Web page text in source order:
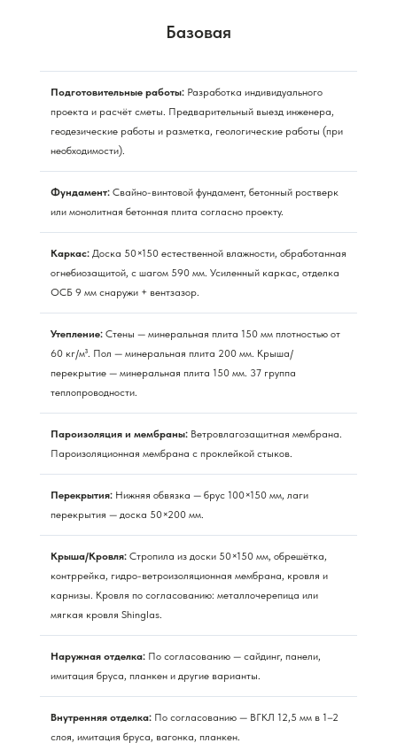
Базовая
Подготовительные работы: Разработка индивидуального
проекта и расчёт сметы. Предварительный выезд инженера,
геодезические работы и разметка, геологические работы (при
необходимости).
Фундамент: Свайно-винтовой фундамент, бетонный ростверк
или монолитная бетонная плита согласно проекту.
Каркас: Доска 50×150 естественной влажности, обработанная
огнебиозащитой, с шагом 590 мм. Усиленный каркас, отделка
ОСБ 9 мм снаружи + вентзазор.
Утепление: Стены — минеральная плита 150 мм плотностью от
60 кг/м³. Пол — минеральная плита 200 мм. Крыша/
перекрытие — минеральная плита 150 мм. 37 группа
теплопроводности.
Пароизоляция и мембраны: Ветровлагозащитная мембрана.
Пароизоляционная мембрана с проклейкой стыков.
Перекрытия: Нижняя обвязка — брус 100×150 мм, лаги
перекрытия — доска 50×200 мм.
Крыша/Кровля: Стропила из доски 50×150 мм, обрешётка,
контррейка, гидро-ветроизоляционная мембрана, кровля и
карнизы. Кровля по согласованию: металлочерепица или
мягкая кровля Shinglas.
Наружная отделка: По согласованию — сайдинг, панели,
имитация бруса, планкен и другие варианты.
Внутренняя отделка: По согласованию — ВГКЛ 12,5 мм в 1–2
слоя, имитация бруса, вагонка, планкен.